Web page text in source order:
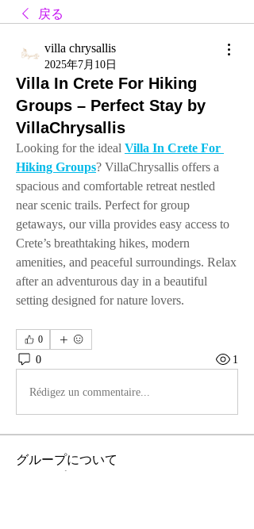
戻る
villa chrysallis
2025年7月10日
Villa In Crete For Hiking
Groups – Perfect Stay by
VillaChrysallis
Looking for the ideal Villa In Crete For
Hiking Groups? VillaChrysallis offers a
spacious and comfortable retreat nestled
near scenic trails. Perfect for group
getaways, our villa provides easy access to
Crete’s breathtaking hikes, modern
amenities, and peaceful surroundings. Relax
after an adventurous day in a beautiful
setting designed for nature lovers.
0
0 1
Rédigez un commentaire...
グループについて